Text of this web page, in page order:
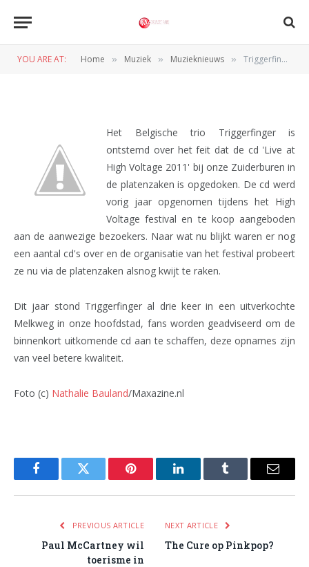
YOU ARE AT: Home » Muziek » Muzieknieuws » Triggerfinger niet blij met release
Triggerfinger niet blij met
Het Belgische trio Triggerfinger is
ontstemd over het feit dat de cd 'Live at
High Voltage 2011' bij onze Zuiderburen in
de platenzaken is opgedoken. De cd werd
vorig jaar opgenomen tijdens het High
Voltage festival en te koop aangeboden
aan de aanwezige bezoekers. Naar wat nu blijkt waren er nog
een aantal cd's over en de organisatie van het festival probeert
ze nu via de platenzaken alsnog kwijt te raken.
Dit jaar stond Triggerfinger al drie keer in een uitverkochte
Melkweg in onze hoofdstad, fans worden geadviseerd om de
binnenkort uitkomende cd aan te schaffen, deze opnames zijn
van veel betere kwaliteit.
Foto (c) Nathalie Bauland/Maxazine.nl
FacebookTwitter Pinterest LinkedInTumblr Email
PREVIOUS ARTICLE
Paul McCartney wil
toerisme in
NEXT ARTICLE
The Cure op Pinkpop?